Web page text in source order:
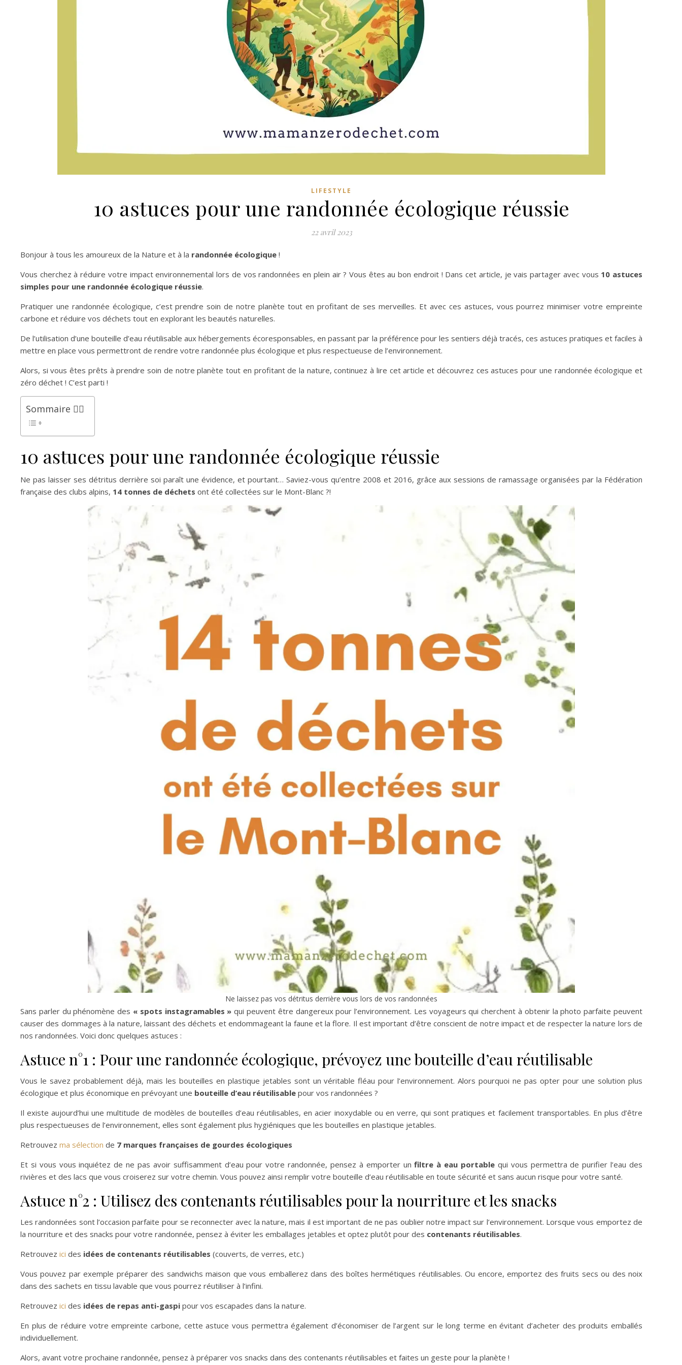
LIFESTYLE
10 astuces pour une randonnée écologique réussie
22 avril 2023
Bonjour à tous les amoureux de la Nature et à la randonnée écologique !
Vous cherchez à réduire votre impact environnemental lors de vos randonnées en plein air ? Vous êtes au bon endroit ! Dans cet article, je vais partager avec vous 10 astuces
simples pour une randonnée écologique réussie.
Pratiquer une randonnée écologique, c’est prendre soin de notre planète tout en profitant de ses merveilles. Et avec ces astuces, vous pourrez minimiser votre empreinte
carbone et réduire vos déchets tout en explorant les beautés naturelles.
De l’utilisation d’une bouteille d’eau réutilisable aux hébergements écoresponsables, en passant par la préférence pour les sentiers déjà tracés, ces astuces pratiques et faciles à
mettre en place vous permettront de rendre votre randonnée plus écologique et plus respectueuse de l’environnement.
Alors, si vous êtes prêts à prendre soin de notre planète tout en profitant de la nature, continuez à lire cet article et découvrez ces astuces pour une randonnée écologique et
zéro déchet ! C’est parti !
Sommaire 👉🏻
10 astuces pour une randonnée écologique réussie
Ne pas laisser ses détritus derrière soi paraît une évidence, et pourtant… Saviez-vous qu’entre 2008 et 2016, grâce aux sessions de ramassage organisées par la Fédération
française des clubs alpins, 14 tonnes de déchets ont été collectées sur le Mont-Blanc ?!
Ne laissez pas vos détritus derrière vous lors de vos randonnées
Sans parler du phénomène des « spots instagramables » qui peuvent être dangereux pour l’environnement. Les voyageurs qui cherchent à obtenir la photo parfaite peuvent
causer des dommages à la nature, laissant des déchets et endommageant la faune et la flore. Il est important d’être conscient de notre impact et de respecter la nature lors de
nos randonnées. Voici donc quelques astuces :
Astuce n°1 : Pour une randonnée écologique, prévoyez une bouteille d’eau réutilisable
Vous le savez probablement déjà, mais les bouteilles en plastique jetables sont un véritable fléau pour l’environnement. Alors pourquoi ne pas opter pour une solution plus
écologique et plus économique en prévoyant une bouteille d’eau réutilisable pour vos randonnées ?
Il existe aujourd’hui une multitude de modèles de bouteilles d’eau réutilisables, en acier inoxydable ou en verre, qui sont pratiques et facilement transportables. En plus d’être
plus respectueuses de l’environnement, elles sont également plus hygiéniques que les bouteilles en plastique jetables.
Retrouvez ma sélection de 7 marques françaises de gourdes écologiques
Et si vous vous inquiétez de ne pas avoir suffisamment d’eau pour votre randonnée, pensez à emporter unfiltre à eau portable qui vous permettra de purifier l’eau des
rivières et des lacs que vous croiserez sur votre chemin. Vous pouvez ainsi remplir votre bouteille d’eau réutilisable en toute sécurité et sans aucun risque pour votre santé.
Astuce n°2 : Utilisez des contenants réutilisables pour la nourriture et les snacks
Les randonnées sont l’occasion parfaite pour se reconnecter avec la nature, mais il est important de ne pas oublier notre impact sur l’environnement. Lorsque vous emportez de
la nourriture et des snacks pour votre randonnée, pensez à éviter les emballages jetables et optez plutôt pour des contenants réutilisables.
Retrouvez ici des idées de contenants réutilisables (couverts, de verres, etc.)
Vous pouvez par exemple préparer des sandwichs maison que vous emballerez dans des boîtes hermétiques réutilisables. Ou encore, emportez des fruits secs ou des noix
dans des sachets en tissu lavable que vous pourrez réutiliser à l’infini.
Retrouvez ici des idées de repas anti-gaspi pour vos escapades dans la nature.
En plus de réduire votre empreinte carbone, cette astuce vous permettra également d’économiser de l’argent sur le long terme en évitant d’acheter des produits emballés
individuellement.
Alors, avant votre prochaine randonnée, pensez à préparer vos snacks dans des contenants réutilisables et faites un geste pour la planète !